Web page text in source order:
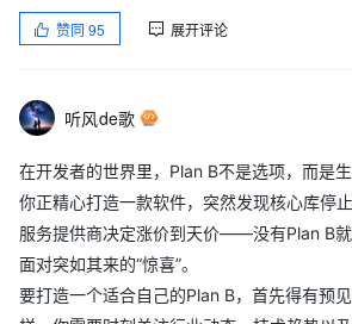
赞同 95 展开评论
听风de歌
在开发者的世界里，Plan B不是选项，而是生
你正精心打造一款软件，突然发现核心库停
服务提供商决定涨价到天价——没有Plan B
面对突如其来的“惊喜”。
要打造一个适合自己的Plan B，首先得有预